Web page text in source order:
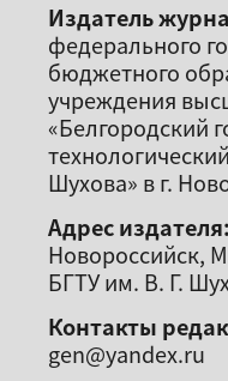
Издатель
федерального
бюджетного
учреждения
«Белгородский
Шухова» в г.
Адрес издателя:
Новороссийск,
БГТУ им. В. Г.
Контакты
gen@yandex.ru